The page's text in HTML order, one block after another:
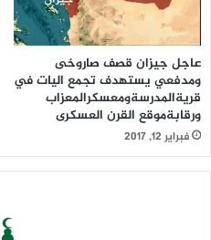
عاجل جيزان قصف صاروخى
ومدفعي يستهدف تجمع اليات في
قريةالمدرسةومعسكرالمعزاب
ورقابةموقع القرن العسكرى
فبراير 12, 2017